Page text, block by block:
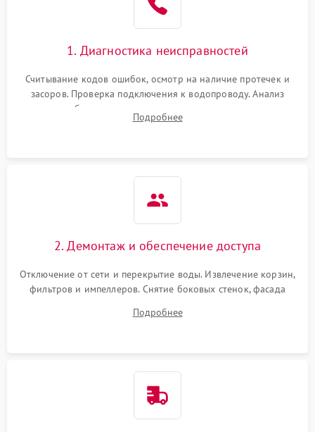
1. Диагностика неисправностей
Считывание кодов ошибок, осмотр на наличие протечек и
засоров. Проверка подключения к водопроводу. Анализ
жалоб на отсутствие слива, нагрева, вращения
разбрызгивателей или срабатывание системы защиты
Подробнее
2. Демонтаж и обеспечение доступа
Отключение от сети и перекрытие воды. Извлечение корзин,
фильтров и импеллеров. Снятие боковых стенок, фасада
циркуляционному насосу, ТЭНу и сливной помпе.
Подробнее